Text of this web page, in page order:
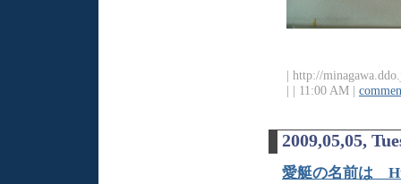
| http://
| | 11:00 AM |
2009,05,05,
愛艇の名前は